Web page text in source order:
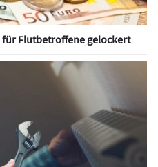
Flutbetroffene gelockert